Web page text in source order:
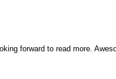
forward to read more.